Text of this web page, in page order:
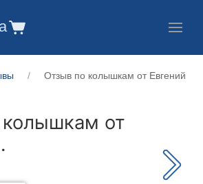
Отзыв по колышкам от Евгений
от